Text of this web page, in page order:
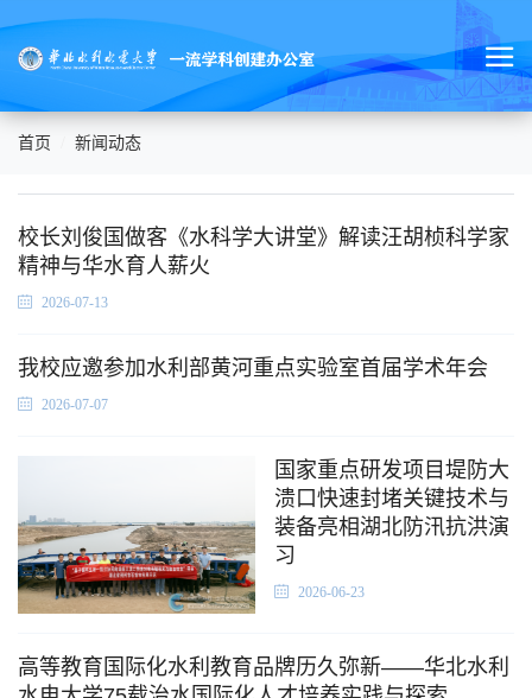
首页 新闻动态
校长刘俊国做客《水科学大讲堂》解读汪胡桢科学家
精神与华水育人薪火
2026-07-13
我校应邀参加水利部黄河重点实验室首届学术年会
2026-07-07
国家重点研发项目堤防大
溃口快速封堵关键技术与
装备亮相湖北防汛抗洪演
习
2026-06-23
高等教育国际化水利教育品牌历久弥新——华北水利